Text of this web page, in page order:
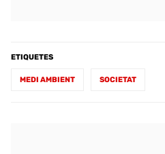
ETIQUETES
MEDI AMBIENT SOCIETAT